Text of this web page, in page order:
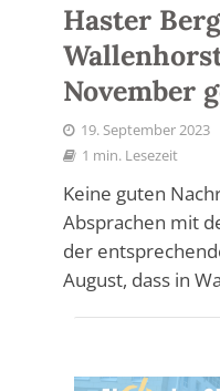
Haster
November
19. September 2023
1 min. Lesezeit
Keine guten
Absprachen mit
der
August, dass in